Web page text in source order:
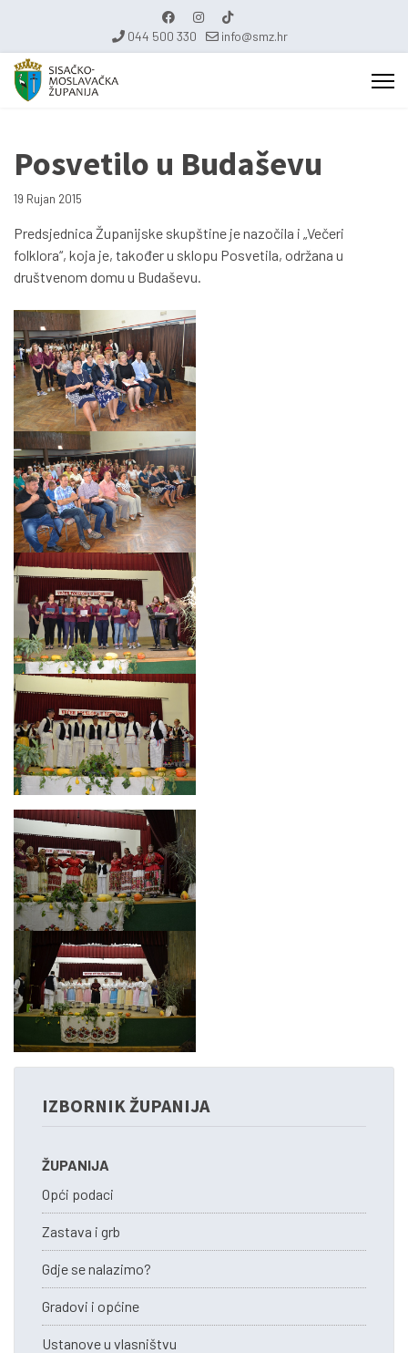
044 500 330 info@smz.hr
Posvetilo u Budaševu
19 Rujan 2015
Predsjednica Županijske skupštine je nazočila i „Večeri
folklora“, koja je, također u sklopu Posvetila, održana u
društvenom domu u Budaševu.
IZBORNIK ŽUPANIJA
ŽUPANIJA
Opći podaci
Zastava i grb
Gdje se nalazimo?
Gradovi i općine
Ustanove u vlasništvu